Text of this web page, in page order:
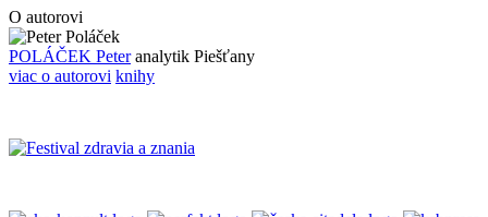
O autorovi
POLÁČEK Peter analytik Piešťany
viac o autorovi knihy